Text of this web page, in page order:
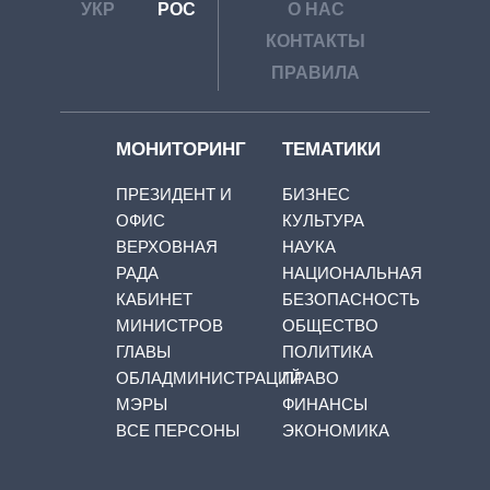
УКР РОС
О НАС
КОНТАКТЫ
ПРАВИЛА
МОНИТОРИНГ
ПРЕЗИДЕНТ И
ОФИС
ВЕРХОВНАЯ
РАДА
КАБИНЕТ
МИНИСТРОВ
ГЛАВЫ
ОБЛАДМИНИСТРАЦИЙ
МЭРЫ
ВСЕ ПЕРСОНЫ
ТЕМАТИКИ
БИЗНЕС
КУЛЬТУРА
НАУКА
НАЦИОНАЛЬНАЯ
БЕЗОПАСНОСТЬ
ОБЩЕСТВО
ПОЛИТИКА
ПРАВО
ФИНАНСЫ
ЭКОНОМИКА